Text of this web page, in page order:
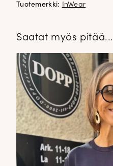
Tuotemerkki: InWear
Saatat myös pitää...